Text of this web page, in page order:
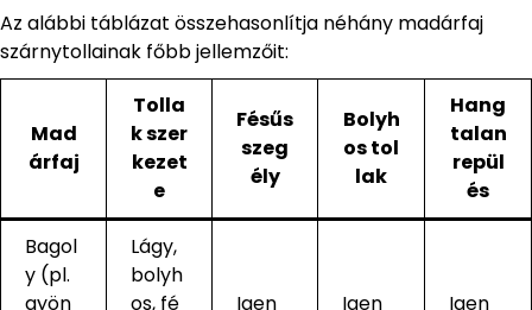
Az alábbi táblázat összehasonlítja néhány madárfaj
szárnytollainak főbb jellemzőit:
Mad
árfaj
Tolla
k szer
kezet
e
Fésűs
szeg
ély
Bolyh
os tol
lak
Hang
talan
repül
és
Bagol
y (pl.
gyön
Lágy,
bolyh
os, fé
Igen Igen Igen